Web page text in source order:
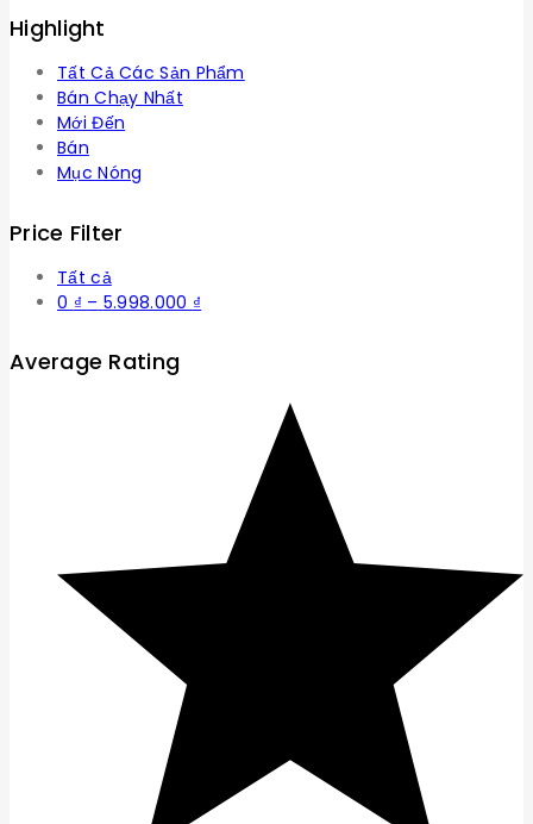
Highlight
Tất Cả Các Sản Phẩm
Bán Chạy Nhất
Mới Đến
Bán
Mục Nóng
Price Filter
Tất cả
0 ₫ – 5.998.000 ₫
5.998.000 ₫
Average Rating